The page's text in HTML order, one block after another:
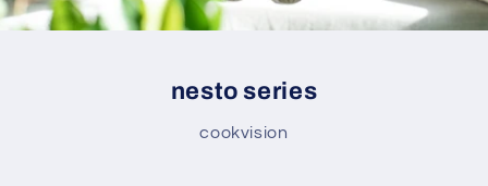
nesto series
cookvision